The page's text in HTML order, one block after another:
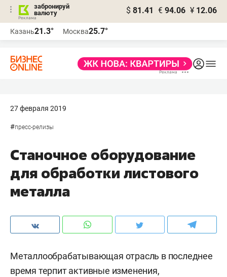
забронируй
валюту
$ 81.41 € 94.06 ¥ 12.06
Казань21.3° Москва25.7°
27 февраля 2019
#пресс-релизы
Станочное оборудование
для обработки листового
металла
Металлообрабатывающая отрасль в последнее
время терпит активные изменения,